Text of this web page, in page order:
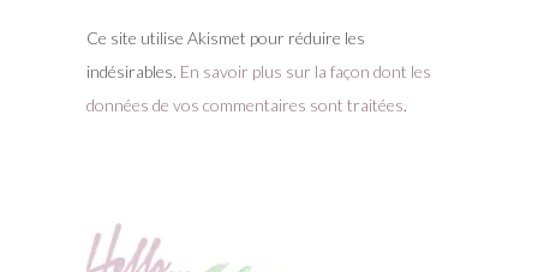
Ce site utilise Akismet pour réduire les
indésirables. En savoir plus sur la façon dont les
données de vos commentaires sont traitées.